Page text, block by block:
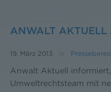
ANWALT AKTUELL
19. März 2013
Anwalt Aktuell
Umweltrechtsteam mit